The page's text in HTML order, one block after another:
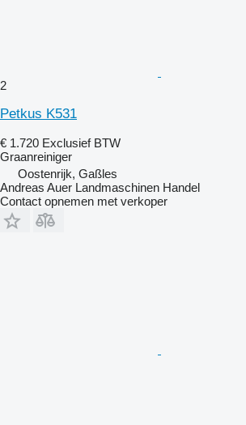
2
Petkus K531
€ 1.720 Exclusief BTW
Graanreiniger
Oostenrijk, Gaßles
Andreas Auer Landmaschinen Handel
Contact opnemen met verkoper